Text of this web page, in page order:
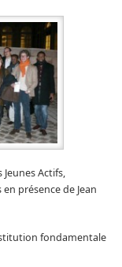
Actifs,
présence de Jean
fondamentale